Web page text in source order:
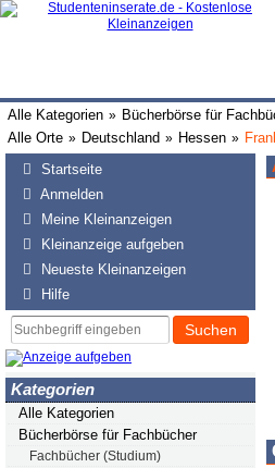
Alle Kategorien » Bücherbörse für
Alle Orte » Deutschland » Hessen »
Startseite
Anmelden
Meine Kleinanzeigen
Kleinanzeige aufgeben
Neueste Kleinanzeigen
Hilfe
Suchen
Kategorien
Alle Kategorien
Bücherbörse für Fachbücher
Fachbücher (Studium)